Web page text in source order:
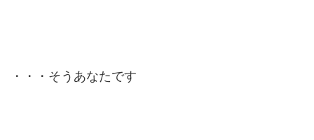
・・・そうあなたです